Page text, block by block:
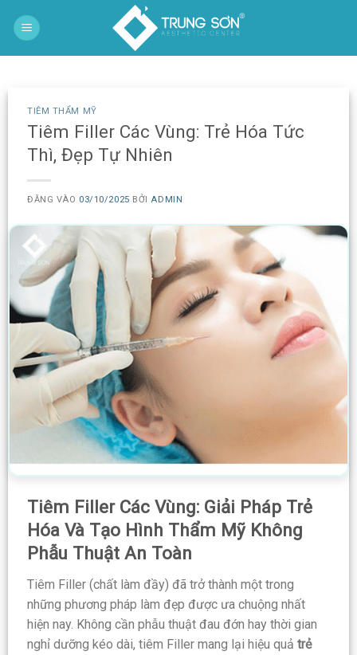
qua
TIÊM THẨM MỸ
Tiêm Filler Các Vùng: Trẻ Hóa Tức
Thì, Đẹp Tự Nhiên
ĐĂNG VÀO 03/10/2025 BỞI ADMIN
Tiêm Filler Các Vùng: Giải Pháp Trẻ
Hóa Và Tạo Hình Thẩm Mỹ Không
Phẫu Thuật An Toàn
Tiêm Filler (chất làm đầy) đã trở thành một trong
những phương pháp làm đẹp được ưa chuộng nhất
hiện nay. Không cần phẫu thuật đau đớn hay thời gian
nghỉ dưỡng kéo dài, tiêm Filler mang lại hiệu quả trẻ